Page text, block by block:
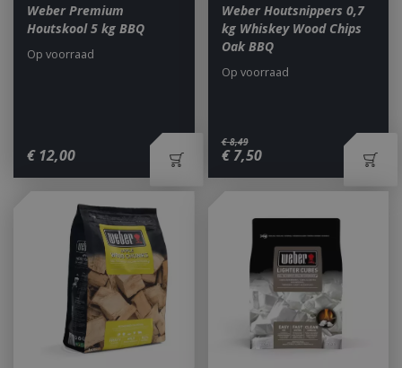
Weber Premium
Houtskool 5 kg BBQ
€ 12,00
Op voorraad
Weber Houtsnippers 0,7
kg Whiskey Wood Chips
Oak BBQ
€ 8,49
€ 7,50
Op voorraad